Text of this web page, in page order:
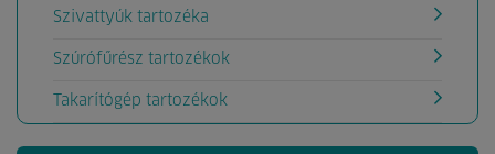
Szivattyúk tartozéka
Szúrófűrész tartozékok
Takarítógép tartozékok